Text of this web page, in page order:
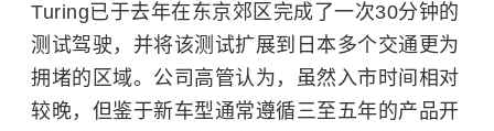
Turing已于去年在东京郊区完成了一次30分钟的
测试驾驶，并将该测试扩展到日本多个交通更为
拥堵的区域。公司高管认为，虽然入市时间相对
较晚，但鉴于新车型通常遵循三至五年的产品开